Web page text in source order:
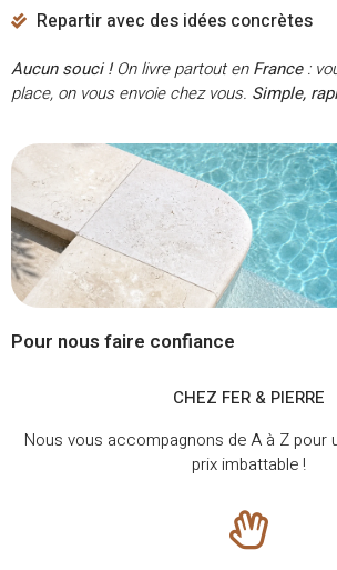
Repartir avec des idées concrètes​
Aucun souci !On livre partout enFrance:
place, on vous envoie chez vous. Simple,
Pour nous faire confiance
CHEZ FER & PIERRE
Nous vous accompagnons de A à Z pour
prix imbattable !